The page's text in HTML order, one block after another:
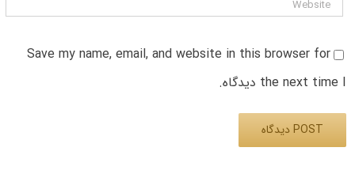
Save my name, email, and website in this browser for
the next time I دیدگاه.